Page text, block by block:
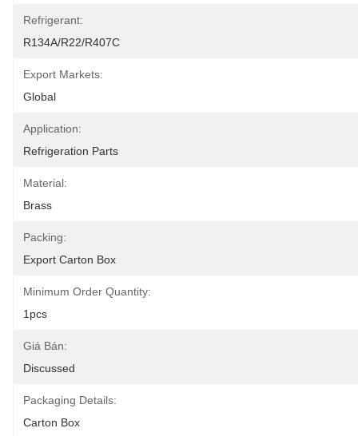
Refrigerant:
R134A/R22/R407C
Export Markets:
Global
Application:
Refrigeration Parts
Material:
Brass
Packing:
Export Carton Box
Minimum Order Quantity:
1pcs
Giá Bán:
Discussed
Packaging Details:
Carton Box